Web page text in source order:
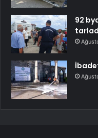
92